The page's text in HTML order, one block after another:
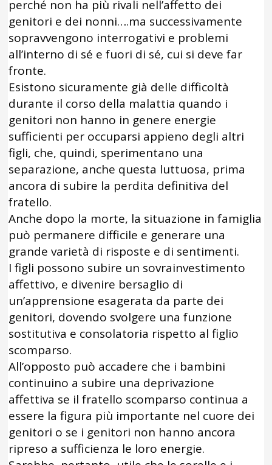
perché non ha più rivali nell’affetto dei
genitori e dei nonni….ma successivamente
sopravvengono interrogativi e problemi
all’interno di sé e fuori di sé, cui si deve far
fronte.
Esistono sicuramente già delle difficoltà
durante il corso della malattia quando i
genitori non hanno in genere energie
sufficienti per occuparsi appieno degli altri
figli, che, quindi, sperimentano una
separazione, anche questa luttuosa, prima
ancora di subire la perdita definitiva del
fratello.
Anche dopo la morte, la situazione in famiglia
può permanere difficile e generare una
grande varietà di risposte e di sentimenti.
I figli possono subire un sovrainvestimento
affettivo, e divenire bersaglio di
un’apprensione esagerata da parte dei
genitori, dovendo svolgere una funzione
sostitutiva e consolatoria rispetto al figlio
scomparso.
All’opposto può accadere che i bambini
continuino a subire una deprivazione
affettiva se il fratello scomparso continua a
essere la figura più importante nel cuore dei
genitori o se i genitori non hanno ancora
ripreso a sufficienza le loro energie.